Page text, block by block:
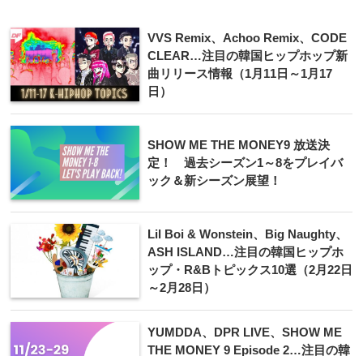
VVS Remix、Achoo Remix、CODE
CLEAR…注目の韓国ヒップホップ新
曲リリース情報（1月11日～1月17
日）
SHOW ME THE MONEY9 放送決
定！ 過去シーズン1～8をプレイバ
ック＆新シーズン展望！
Lil Boi & Wonstein、Big Naughty、
ASH ISLAND…注目の韓国ヒップホ
ップ・R&Bトピックス10選（2月22日
～2月28日）
YUMDDA、DPR LIVE、SHOW ME
THE MONEY 9 Episode 2…注目の韓